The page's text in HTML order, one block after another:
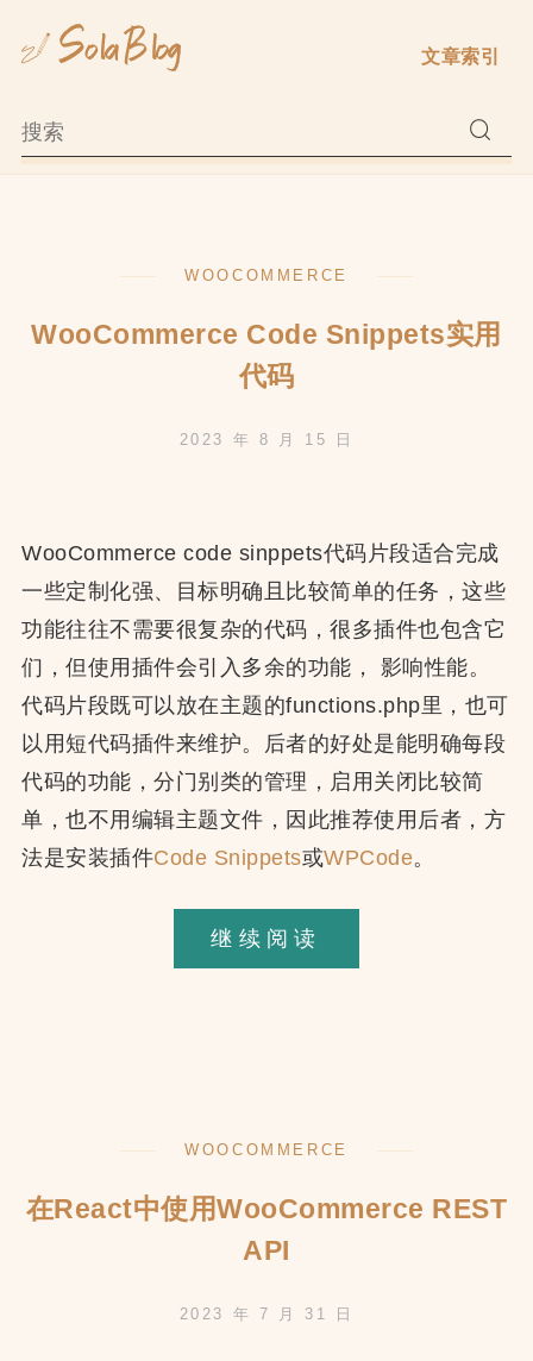
文章索引
WOOCOMMERCE
WooCommerce Code Snippets实用
代码
2023 年 8 月 15 日
WooCommerce code sinppets代码片段适合完成
一些定制化强、目标明确且比较简单的任务，这些
功能往往不需要很复杂的代码，很多插件也包含它
们，但使用插件会引入多余的功能， 影响性能。
代码片段既可以放在主题的functions.php里，也可
以用短代码插件来维护。后者的好处是能明确每段
代码的功能，分门别类的管理，启用关闭比较简
单，也不用编辑主题文件，因此推荐使用后者，方
法是安装插件Code Snippets或WPCode。
继续阅读
Code
WOOCOMMERCE
在React中使用WooCommerce REST
API
2023 年 7 月 31 日